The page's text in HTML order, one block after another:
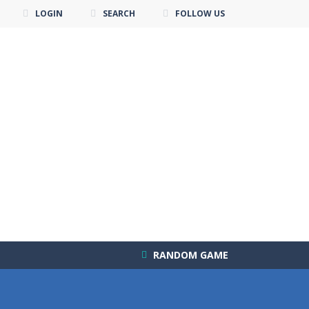
LOGIN SEARCH FOLLOW US
RANDOM GAME